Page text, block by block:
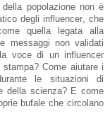
popolazione non è
degli influencer, che
quella legata alla
messaggi non validati
voce di un influencer
Come aiutare i
le situazioni di
della scienza? E come
bufale che circolano